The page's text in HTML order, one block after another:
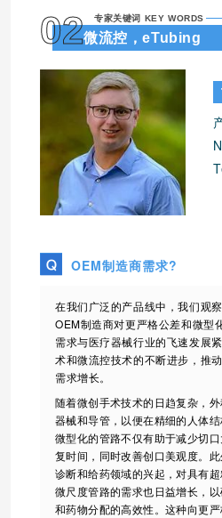
02 专家关键词 KEY WORDS
微流控，eTubing
OEM制造商需求?
在我们广泛的产品线中，我们观
OEM制造商对更严格公差和微型
需求与医疗器械行业的飞速发展
术和微流控技术的不断进步，推
需求增长。
随着微创手术技术的日趋复杂，
器械和导管，以便在精细的人体结
微型化的管路不仅有助于减少切
复时间，同时改善创口美观度。
诊断和给药领域的兴起，对具有
微尺度管路的需求也日益增长，
和药物分配的高效性。这种向更